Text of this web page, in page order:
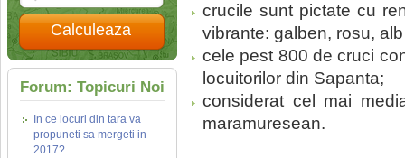
Calculeaza
Forum: Topicuri Noi
In ce locuri din tara va
propuneti sa mergeti in
2017?
crucile sunt pictate cu
vibrante: galben, rosu,
cele pest 800 de cruci
locuitorilor din Sapanta;
considerat cel mai
maramuresean.